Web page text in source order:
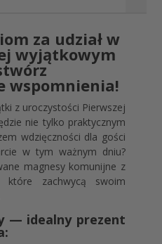
za udział w
wyjątkowym
wspomnienia!
z uroczystości Pierwszej
nie tylko praktycznym
wdzięczności dla gości
w tym ważnym dniu?
magnesy komunijne z
które zachwycą swoim
— idealny prezent